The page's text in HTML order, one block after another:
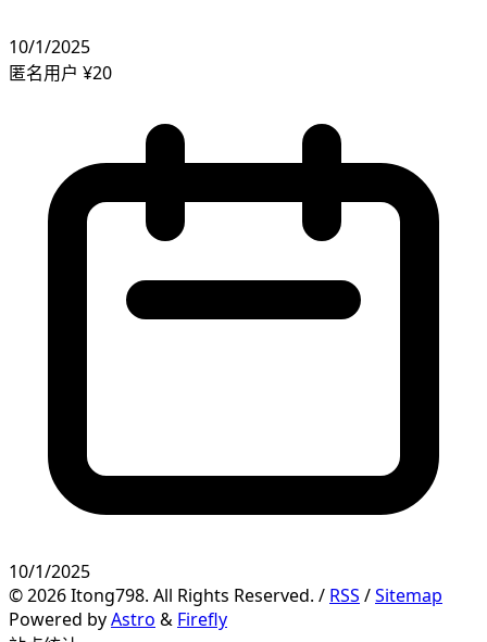
10/1/2025
匿名用户 ¥20
10/1/2025
©2026Itong798. All Rights Reserved. / RSS /Sitemap
Powered byAstro & Firefly